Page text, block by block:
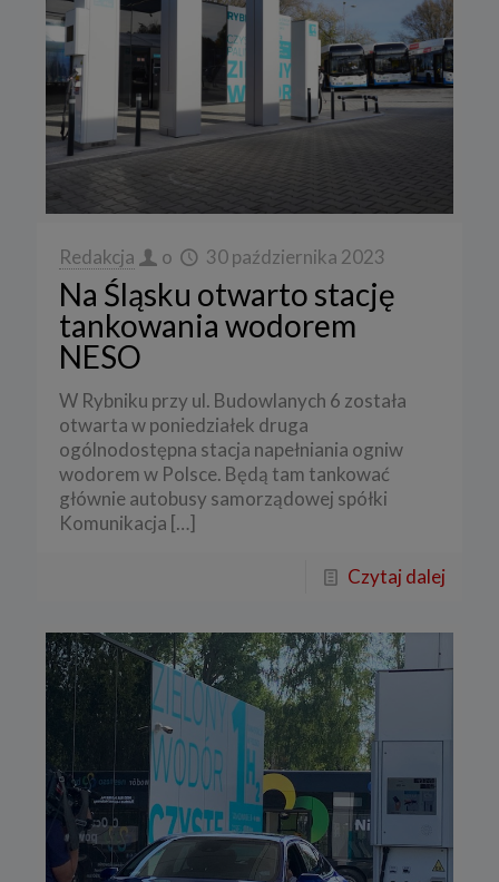
Redakcja o 30 października 2023
Na Śląsku otwarto stację
tankowania wodorem
NESO
W Rybniku przy ul. Budowlanych 6 została
otwarta w poniedziałek druga
ogólnodostępna stacja napełniania ogniw
wodorem w Polsce. Będą tam tankować
głównie autobusy samorządowej spółki
Komunikacja […]
Czytaj dalej